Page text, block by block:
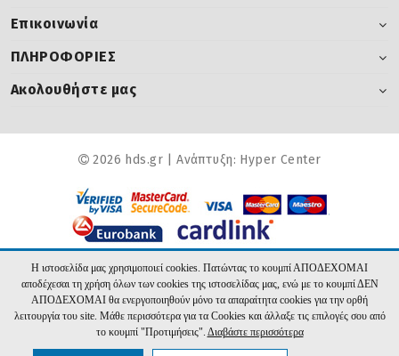
Επικοινωνία
ΠΛΗΡΟΦΟΡΙΕΣ
Ακολουθήστε μας
2026 hds.gr | Ανάπτυξη: Hyper Center
Η ιστοσελίδα μας χρησιμοποιεί cookies. Πατώντας το κουμπί ΑΠΟΔΕΧΟΜΑΙ
αποδέχεσαι τη χρήση όλων των cookies της ιστοσελίδας μας, ενώ με το κουμπί ΔΕΝ
ΑΠΟΔΕΧΟΜΑΙ θα ενεργοποιηθούν μόνο τα απαραίτητα cookies για την ορθή
λειτουργία του site. Μάθε περισσότερα για τα Cookies και άλλαξε τις επιλογές σου από
το κουμπί "Προτιμήσεις". Διαβάστε περισσότερα